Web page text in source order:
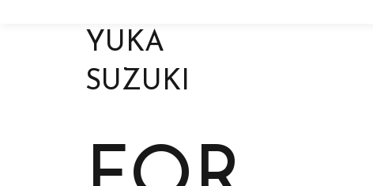
YUKA
SUZUKI